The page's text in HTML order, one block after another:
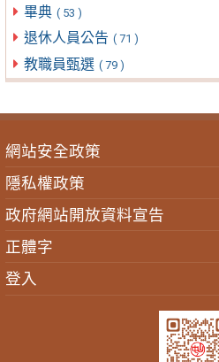
畢典 ( 53 )
退休人員公告 ( 71 )
教職員甄選 ( 79 )
網站安全政策
隱私權政策
政府網站開放資料宣告
正體字
登入